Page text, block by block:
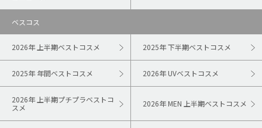
ベスコス
2026年 上半期ベストコスメ 2025年 下半期ベストコスメ
2025年 年間ベストコスメ 2026年 UVベストコスメ
2026年 上半期プチプラベストコ
スメ
2026年 MEN 上半期ベストコスメ